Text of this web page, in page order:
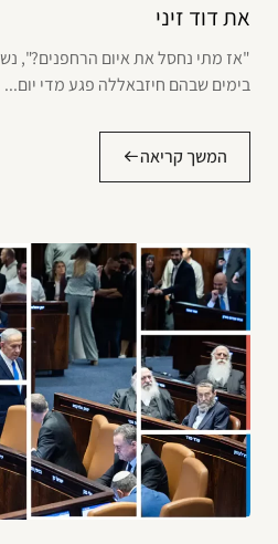
את דוד זיני
"אז מתי נחסל את איום הרחפנים?",
בימים שבהם חיזבאללה פגע מדי יום...
המשך קריאה